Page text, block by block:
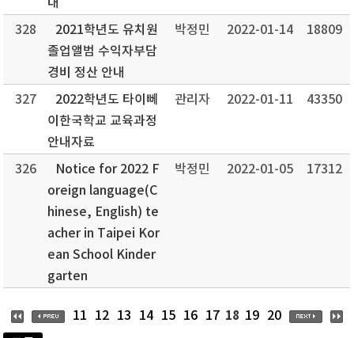
내
328
2021학년도 유치원
졸업앨범 수익자부담
경비 정산 안내
박정민 2022-01-14 18809
327
2022학년도 타이뻬
이한국학교 교육과정
안내자료
관리자 2022-01-11 43350
326
Notice for 2022 F
oreign language(C
hinese, English) te
acher in Taipei Kor
ean School Kinder
garten
박정민 2022-01-05 17312
11 12 13 14 15 16 17 18 19
20